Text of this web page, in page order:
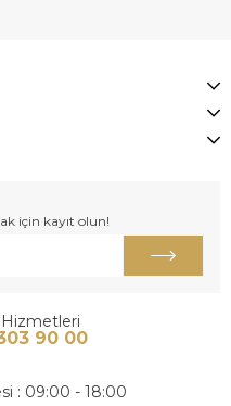
için kayıt olun!
90 00
: 09:00 - 18:00